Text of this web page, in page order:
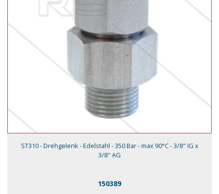
ST310 - Drehgelenk - Edelstahl - 350 Bar - max 90°C - 3/8" IG x
3/8" AG
150389